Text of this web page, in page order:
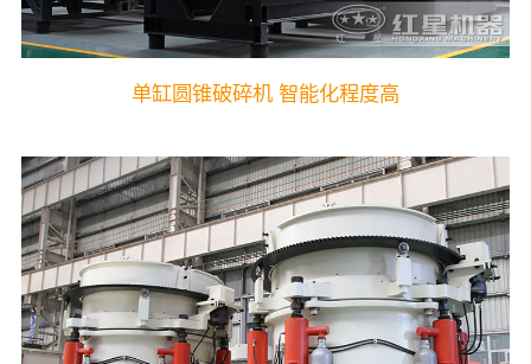
单缸圆锥破碎机 智能化程度高